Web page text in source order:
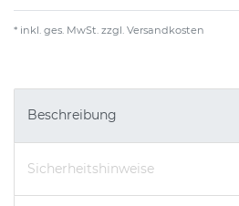
* inkl. ges. MwSt. zzgl. Versandkosten
Beschreibung
Sicherheitshinweise